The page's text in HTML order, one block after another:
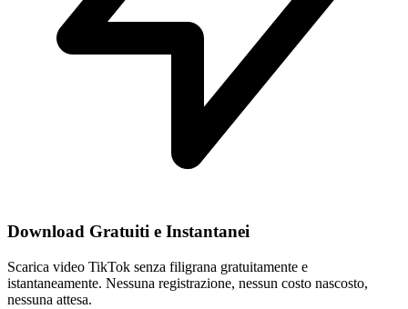
Download Gratuiti e Instantanei
Scarica video TikTok senza filigrana gratuitamente e
istantaneamente. Nessuna registrazione, nessun costo nascosto,
nessuna attesa.